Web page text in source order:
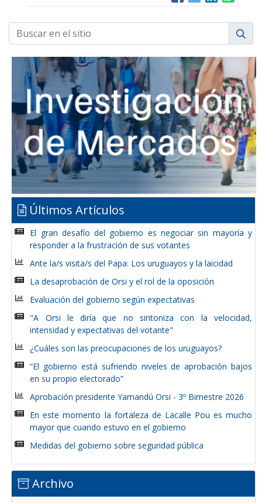
Últimos Artículos
El gran desafío del gobierno es negociar sin mayoría y
responder a la frustración de sus votantes
Ante la/s visita/s del Papa: Los uruguayos y la laicidad
La desaprobación de Orsi y el rol de la oposición
Evaluación del gobierno según expectativas
"A Orsi le diría que no sintoniza con la velocidad,
intensidad y expectativas del votante"
¿Cuáles son las preocupaciones de los uruguayos?
“El gobierno está sufriendo niveles de aprobación bajos
en su propio electorado”
Aprobación presidente Yamandú Orsi - 3º Bimestre 2026
En este momento la fortaleza de Lacalle Pou es mucho
mayor que cuando estuvo en el gobierno
Medidas del gobierno sobre seguridad pública
Archivo